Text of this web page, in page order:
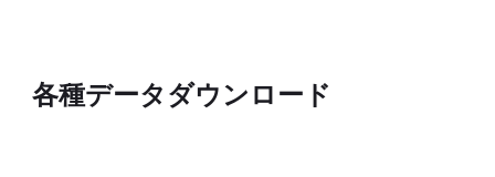
各種データダウンロード